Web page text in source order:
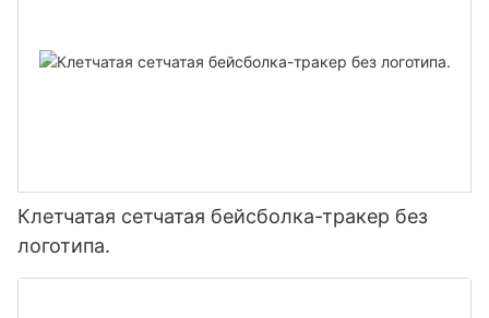
Клетчатая сетчатая бейсболка-тракер без
логотипа.